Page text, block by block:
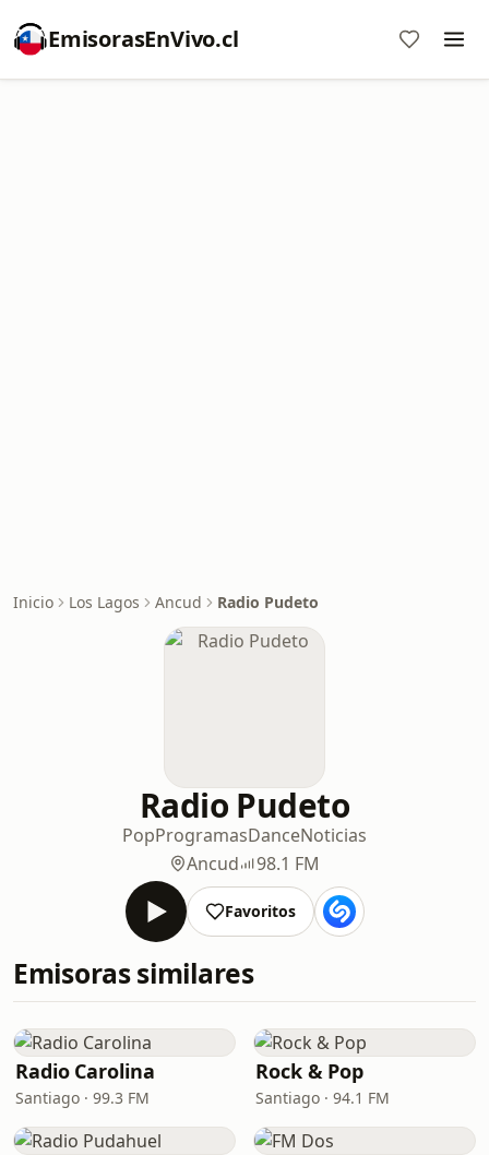
EmisorasEnVivo.cl
Inicio Los Lagos Ancud Radio Pudeto
Radio Pudeto
PopProgramasDanceNoticias
Ancud
98.1 FM
Favoritos
Emisoras similares
Radio Carolina
Santiago · 99.3 FM
Rock & Pop
Santiago · 94.1 FM